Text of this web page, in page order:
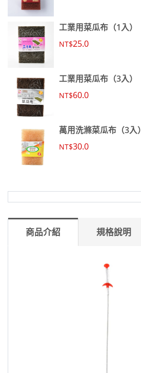
工業用菜瓜布（1入）
NT$25.0
工業用菜瓜布（3入）
NT$60.0
萬用洗滌菜瓜布（3入）
NT$30.0
商品介紹 規格說明